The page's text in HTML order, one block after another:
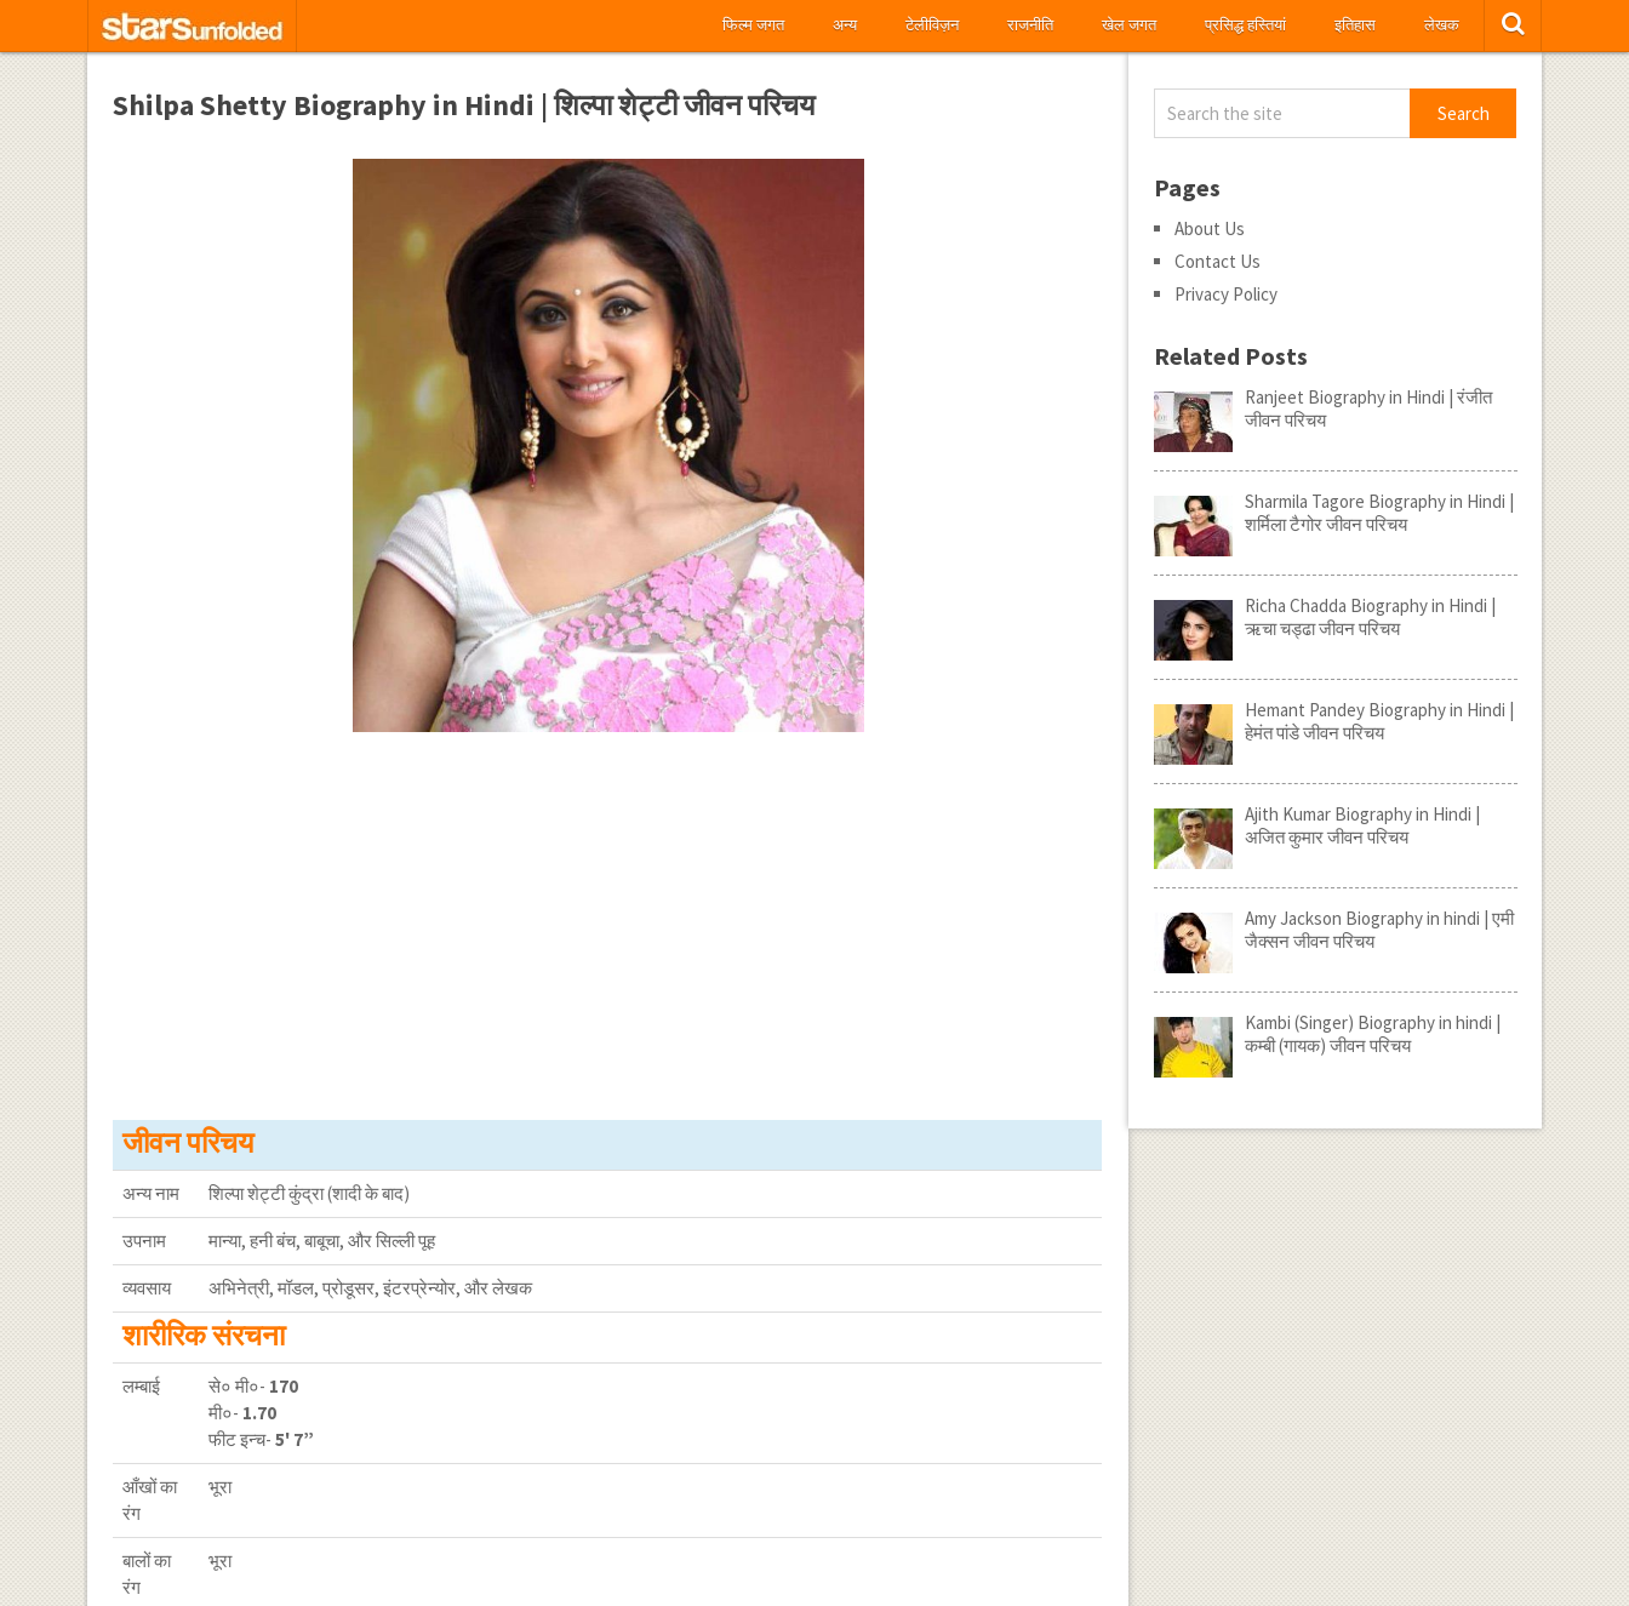
फिल्म जगत अन्य टेलीविज़न राजनीति खेल जगत प्रसिद्ध हस्तियां इतिहास लेखक
Shilpa Shetty Biography in Hindi | शिल्पा शेट्टी जीवन परिचय
जीवन परिचय
अन्य नाम शिल्पा शेट्टी कुंद्रा (शादी के बाद)
उपनाम मान्या, हनी बंच, बाबूचा, और सिल्ली पूह
व्यवसाय अभिनेत्री, मॉडल, प्रोडूसर, इंटरप्रेन्योर, और लेखक
शारीरिक संरचना
लम्बाई से० मी०- 170
मी०- 1.70
फीट इन्च-5' 7”
आँखों का
रंग
भूरा
बालों का
रंग
भूरा
Pages
About Us
Contact Us
Privacy Policy
Related Posts
Ranjeet Biography in Hindi | रंजीत
जीवन परिचय
Sharmila Tagore Biography in Hindi |
शर्मिला टैगोर जीवन परिचय
Richa Chadda Biography in Hindi |
ऋचा चड्ढा जीवन परिचय
Hemant Pandey Biography in Hindi |
हेमंत पांडे जीवन परिचय
Ajith Kumar Biography in Hindi |
अजित कुमार जीवन परिचय
Amy Jackson Biography in hindi | एमी
जैक्सन जीवन परिचय
Kambi (Singer) Biography in hindi |
कम्बी (गायक) जीवन परिचय